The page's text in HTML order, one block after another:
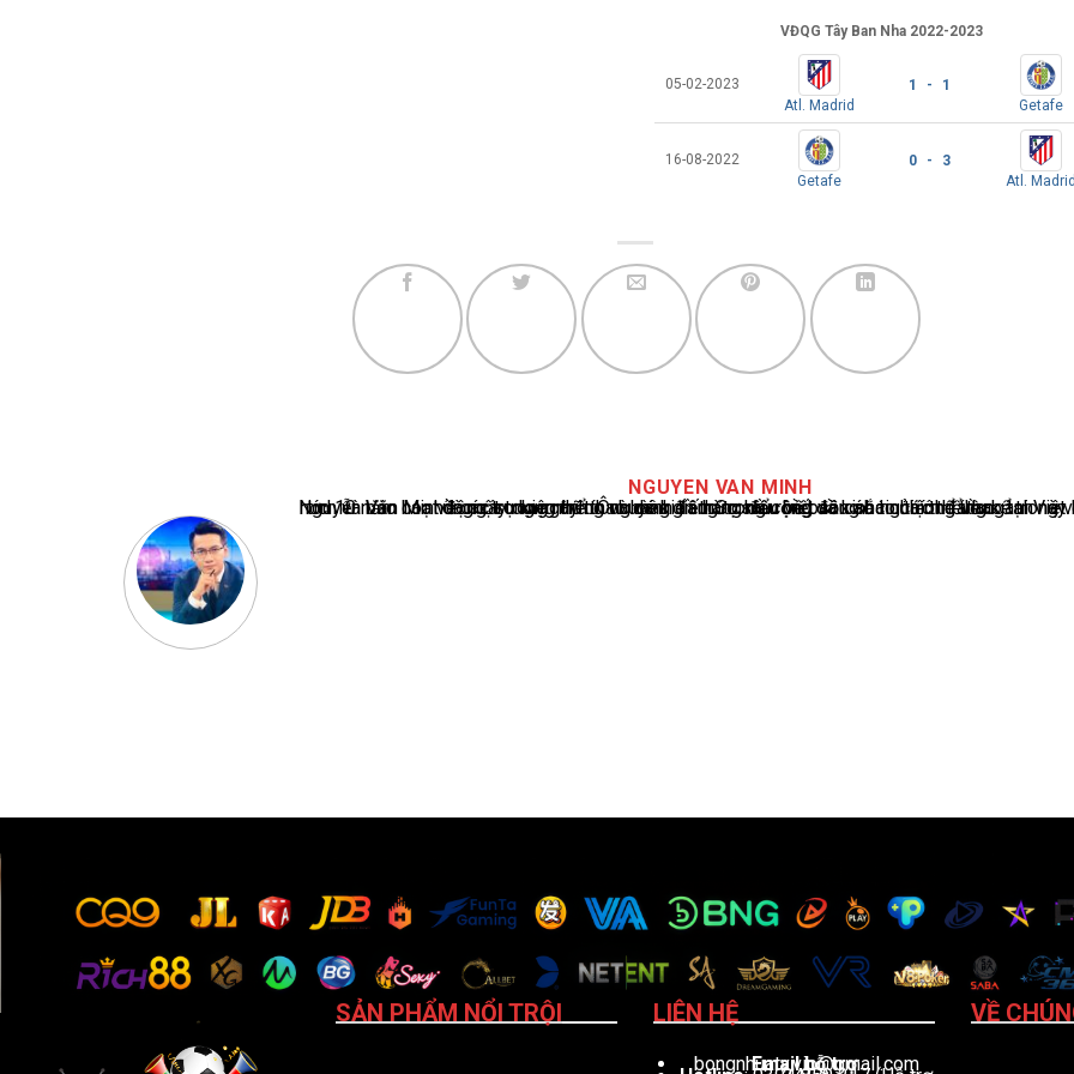
VĐQG Tây Ban Nha 2022-2023
05-02-2023
Atl. Madrid
1 - 1
Getafe
16-08-2022
Getafe
0 - 3
Atl.
NGUYEN VAN MINH
Nguyễn Văn Minh là một trong những chuyên gia hàng đầu về báo cáo tin tức thể thao tại Việt Nam, với hơn 10 năm hoạt động trong ngành. Ông có kiến thức sâu rộng và kinh nghiệm đáng kể trong việc phân tích và báo cáo về các sự kiện thể thao hàng đầu. Sự hiểu biết sâu sắc của ông về ngành này đã giúp ông xây dựng uy tín và danh tiếng trong cộng đồng báo chí thể thao.
SẢN PHẨM NỔI TRỘI LIÊN HỆ
Email hỗ trợ:
bongnhuatv.vip@gmail.com
VỀ